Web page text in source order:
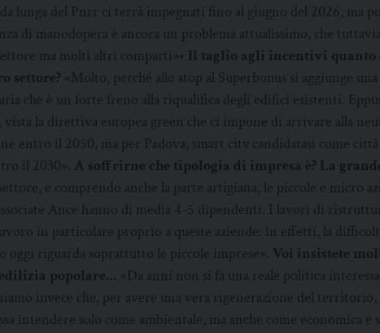
lunga del Pnrr ci terrà impegnati fino al giugno del 2026, ma
di manodopera è ancora un problema attualissimo, che
ma molti altri comparti»• Il taglio agli incentivi quanto
settore? «Molto, perché allo stop al Superbonus si aggiunge
che è un forte freno alla riqualifica degli edifici esistenti.
vista la direttiva europea green che ci impone di arrivare alla
entro il 2050, ma per Padova, smart city candidatasi come
il 2030». A soffrirne che tipologia di impresa è? La
e comprendo anche la parte artigiana, le piccole e micro
Ance hanno di media 4-5 dipendenti. I lavori di
in particolare proprio a queste aziende: in effetti, la
oggi riguarda soprattutto le piccole imprese». Voi insistete
popolare… «Da anni non si fa una reale politica
invece che, per avere una vera rigenerazione del territorio,
intendere solo come ambientale, ma anche come economica e